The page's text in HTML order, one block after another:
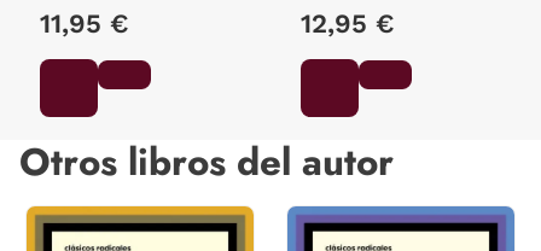
11,95 € 12,95 €
Otros libros del autor